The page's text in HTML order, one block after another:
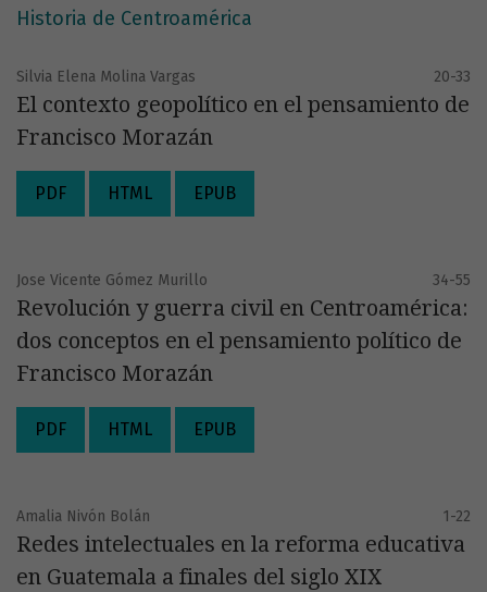
Historia de Centroamérica
Silvia Elena Molina Vargas 20-33
El contexto geopolítico en el pensamiento de
Francisco Morazán
PDF HTML EPUB
Jose Vicente Gómez Murillo 34-55
Revolución y guerra civil en Centroamérica:
dos conceptos en el pensamiento político de
Francisco Morazán
PDF HTML EPUB
Amalia Nivón Bolán 1-22
Redes intelectuales en la reforma educativa
en Guatemala a finales del siglo XIX